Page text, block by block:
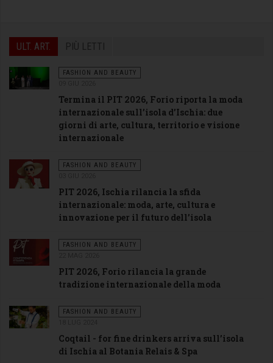
ULT. ART. PIÙ LETTI
FASHION AND BEAUTY
Termina il PIT 2026, Forio riporta la moda
internazionale sull’isola d’Ischia: due
giorni di arte, cultura, territorio e visione
internazionale
FASHION AND BEAUTY
PIT 2026, Ischia rilancia la sfida
internazionale: moda, arte, cultura e
innovazione per il futuro dell’isola
FASHION AND BEAUTY
PIT 2026, Forio rilancia la grande
tradizione internazionale della moda
FASHION AND BEAUTY
Coqtail - for fine drinkers arriva sull’isola
di Ischia al Botania Relais & Spa